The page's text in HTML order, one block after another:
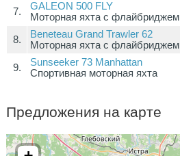
7.
GALEON 500 FLY
Моторная яхта с флайбриджем
8.
Beneteau Grand Trawler 62
Моторная яхта с флайбриджем
9.
Sunseeker 73 Manhattan
Спортивная моторная яхта
Предложения на карте